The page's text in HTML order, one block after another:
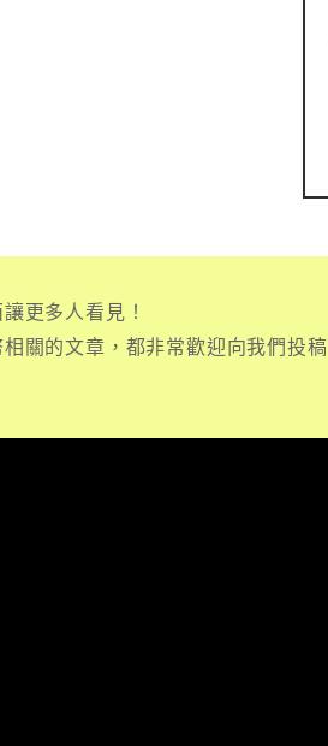
更多人看見！
關的文章，都非常歡迎向我們投稿